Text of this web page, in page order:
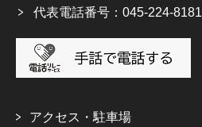
代表電話番号：045-224-8181
アクセス・駐車場